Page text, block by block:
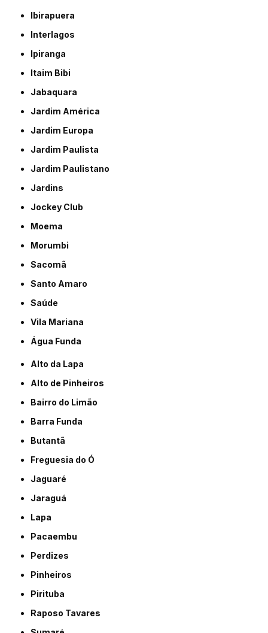
Ibirapuera
Interlagos
Ipiranga
Itaim Bibi
Jabaquara
Jardim América
Jardim Europa
Jardim Paulista
Jardim Paulistano
Jardins
Jockey Club
Moema
Morumbi
Sacomã
Santo Amaro
Saúde
Vila Mariana
Água Funda
Alto da Lapa
Alto de Pinheiros
Bairro do Limão
Barra Funda
Butantã
Freguesia do Ó
Jaguaré
Jaraguá
Lapa
Pacaembu
Perdizes
Pinheiros
Pirituba
Raposo Tavares